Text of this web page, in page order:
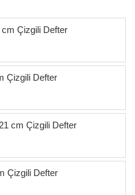
cm Çizgili Defter
Çizgili Defter
cm Çizgili Defter
Çizgili Defter